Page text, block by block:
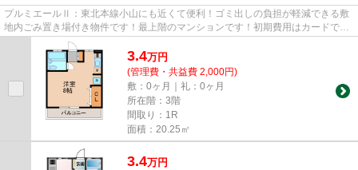
プルミエールⅡ：東北本線小山にも近くて便利！ゴミ出しの負担が軽減できる敷
地内ごみ置き場付き物件です！最上階のマンションです！初期費用はカードで決
済いただけます！小山市エリア...
3.4万円
(管理費・共益費 2,000円)
敷：0ヶ月｜礼：0ヶ月
所在階：3階
間取り：1R
面積：20.25㎡
3.4万円